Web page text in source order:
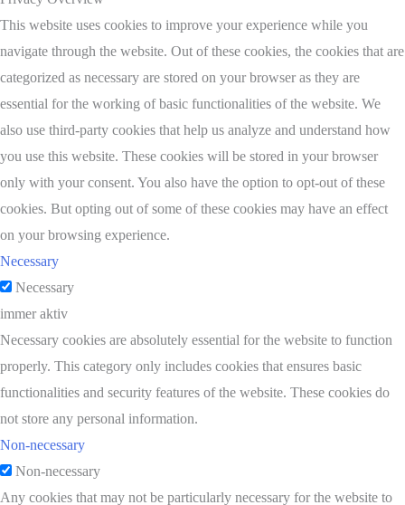
This website uses cookies to improve your experience while you
navigate through the website. Out of these cookies, the cookies that are
categorized as necessary are stored on your browser as they are
essential for the working of basic functionalities of the website. We
also use third-party cookies that help us analyze and understand how
you use this website. These cookies will be stored in your browser
only with your consent. You also have the option to opt-out of these
cookies. But opting out of some of these cookies may have an effect
on your browsing experience.
Necessary
Necessary
immer aktiv
Necessary cookies are absolutely essential for the website to function
properly. This category only includes cookies that ensures basic
functionalities and security features of the website. These cookies do
not store any personal information.
Non-necessary
Non-necessary
Any cookies that may not be particularly necessary for the website to